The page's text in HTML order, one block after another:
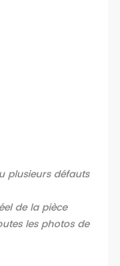
plusieurs défauts
de la pièce
les photos de